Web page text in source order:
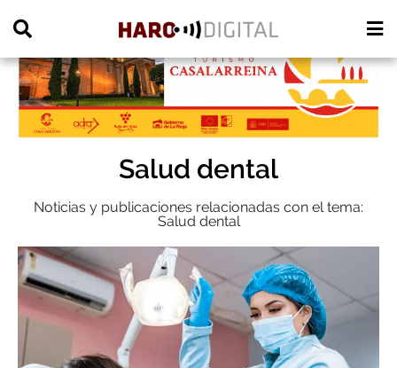
Salud dental
Noticias y publicaciones relacionadas con el tema:
Salud dental